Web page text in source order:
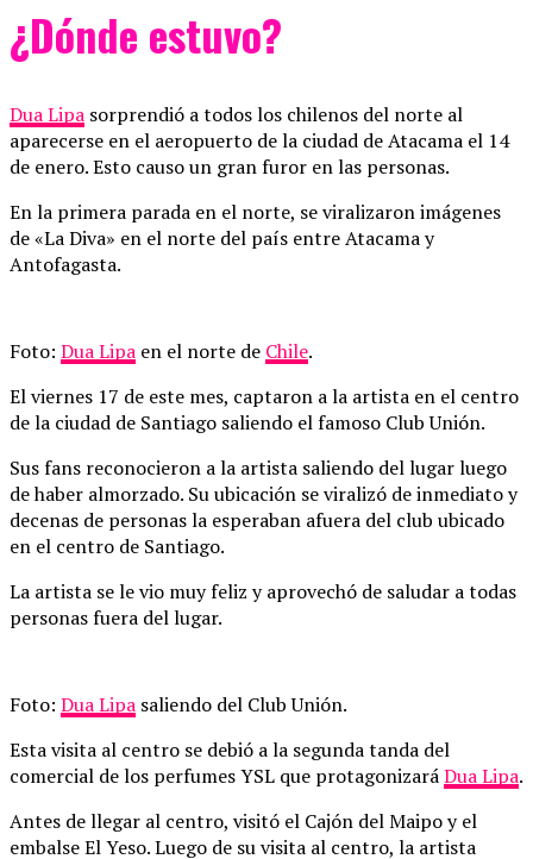
¿Dónde estuvo?
Dua Lipa sorprendió a todos los chilenos del norte al
aparecerse en el aeropuerto de la ciudad de Atacama el 14
de enero. Esto causo un gran furor en las personas.
En la primera parada en el norte, se viralizaron imágenes
de «La Diva» en el norte del país entre Atacama y
Antofagasta.
Foto: Dua Lipa en el norte de Chile.
El viernes 17 de este mes, captaron a la artista en el centro
de la ciudad de Santiago saliendo el famoso Club Unión.
Sus fans reconocieron a la artista saliendo del lugar luego
de haber almorzado. Su ubicación se viralizó de inmediato y
decenas de personas la esperaban afuera del club ubicado
en el centro de Santiago.
La artista se le vio muy feliz y aprovechó de saludar a todas
personas fuera del lugar.
Foto: Dua Lipa saliendo del Club Unión.
Esta visita al centro se debió a la segunda tanda del
comercial de los perfumes YSL que protagonizaráDua Lipa.
Antes de llegar al centro, visitó el Cajón del Maipo y el
embalse El Yeso. Luego de su visita al centro, la artista